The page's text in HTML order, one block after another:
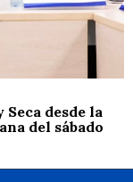
desde la
del sábado